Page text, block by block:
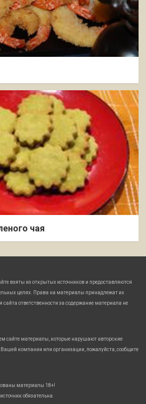
чая
взяты из открытых источников и предоставляются
целях. Права на материалы принадлежат их
ответственности за содержание материала не
сайте материалы, которые нарушают авторские
компании или организации, пожалуйста, сообщите
материалы 18+!
обязательна.